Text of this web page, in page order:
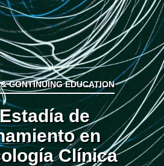
CONTINUING EDUCATION
de
en
Clínica